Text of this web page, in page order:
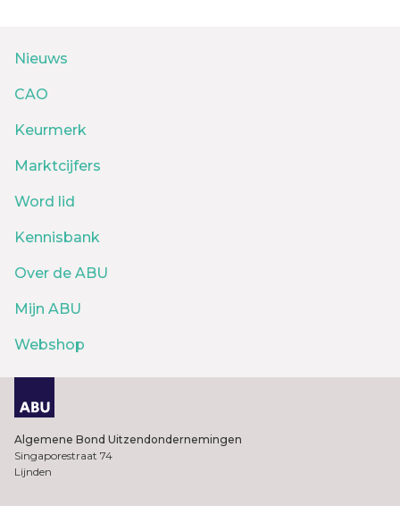
Nieuws
CAO
Keurmerk
Marktcijfers
Word lid
Kennisbank
Over de ABU
Mijn ABU
Webshop
Algemene Bond Uitzendondernemingen
Singaporestraat 74
Lijnden